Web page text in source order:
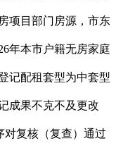
项目部门房源，市东
年本市户籍无房家庭
记配租套型为中套型
成果不克不及更改
对复核（复查）通过